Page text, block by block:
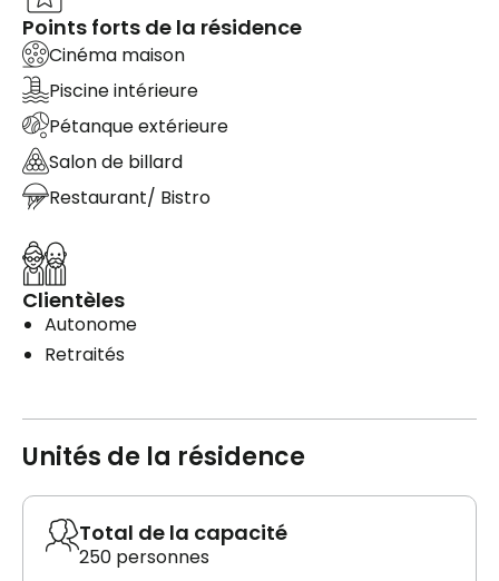
Points forts de la résidence
Cinéma maison
Piscine intérieure
Pétanque extérieure
Salon de billard
Restaurant/ Bistro
Clientèles
Autonome
Retraités
Unités de la résidence
Total de la capacité
250 personnes